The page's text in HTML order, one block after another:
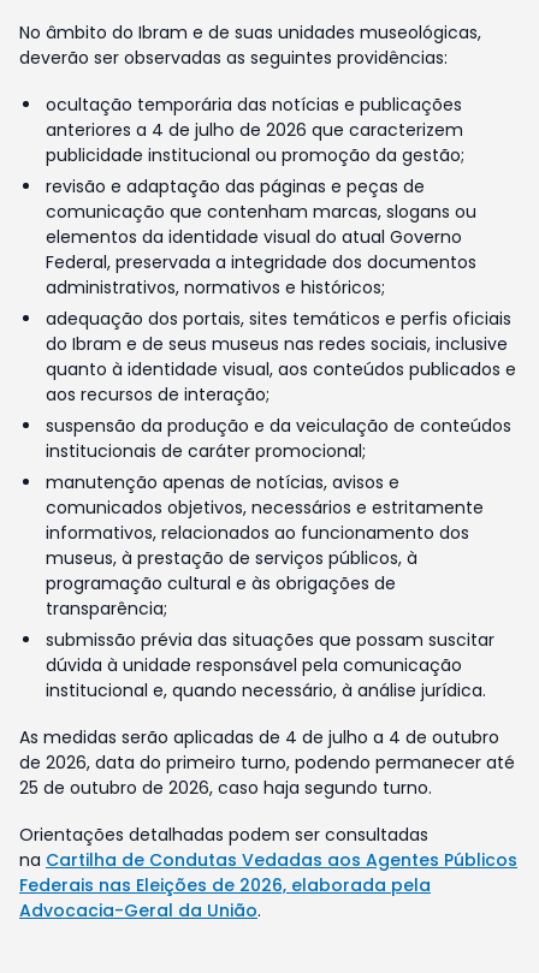
No âmbito do Ibram e de suas unidades museológicas,
deverão ser observadas as seguintes providências:
ocultação temporária das notícias e publicações
anteriores a 4 de julho de 2026 que caracterizem
publicidade institucional ou promoção da gestão;
revisão e adaptação das páginas e peças de
comunicação que contenham marcas, slogans ou
elementos da identidade visual do atual Governo
Federal, preservada a integridade dos documentos
administrativos, normativos e históricos;
adequação dos portais, sites temáticos e perfis oficiais
do Ibram e de seus museus nas redes sociais, inclusive
quanto à identidade visual, aos conteúdos publicados e
aos recursos de interação;
suspensão da produção e da veiculação de conteúdos
institucionais de caráter promocional;
manutenção apenas de notícias, avisos e
comunicados objetivos, necessários e estritamente
informativos, relacionados ao funcionamento dos
museus, à prestação de serviços públicos, à
programação cultural e às obrigações de
transparência;
submissão prévia das situações que possam suscitar
dúvida à unidade responsável pela comunicação
institucional e, quando necessário, à análise jurídica.
As medidas serão aplicadas de 4 de julho a 4 de outubro
de 2026, data do primeiro turno, podendo permanecer até
25 de outubro de 2026, caso haja segundo turno.
Orientações detalhadas podem ser consultadas
na Cartilha de Condutas Vedadas aos Agentes Públicos
Federais nas Eleições de 2026, elaborada pela
Advocacia-Geral da União.